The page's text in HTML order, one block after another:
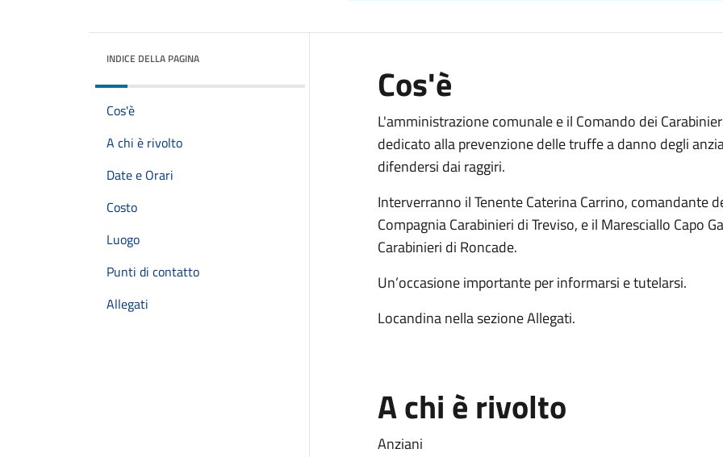
INDICE DELLA PAGINA
Cos'è
A chi è rivolto
Date e Orari
Costo
Luogo
Punti di contatto
Allegati
Cos'è
L'amministrazione comunale e il Comando dei
dedicato alla prevenzione delle truffe a danno degli
difendersi dai raggiri.
Interverranno il Tenente Caterina Carrino, comandante
Compagnia Carabinieri di Treviso, e il Maresciallo Capo
Carabinieri di Roncade.
Un’occasione importante per informarsi e tutelarsi.
Locandina nella sezione Allegati.
A chi è rivolto
Anziani